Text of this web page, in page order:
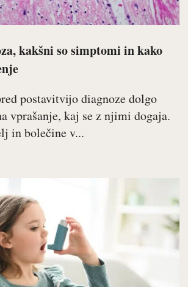
kakšni so simptomi in kako
postavitvijo diagnoze dolgo
vprašanje, kaj se z njimi dogaja.
in bolečine v...